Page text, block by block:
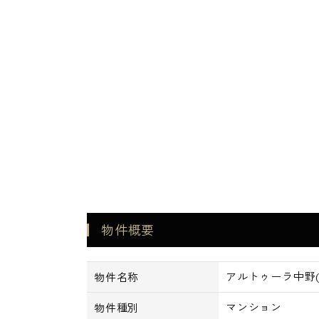
物件概要
物件名称 アルトゥーラ中
物件種別 マンション